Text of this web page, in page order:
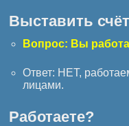
Выставить счёт
Вопрос: Вы
Ответ: НЕТ,
лицами.
Работаете?